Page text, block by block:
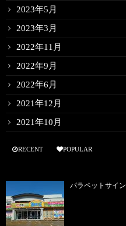
2023年5月
2023年3月
2022年11月
2022年9月
2022年6月
2021年12月
2021年10月
RECENT POPULAR
パラペットサイン